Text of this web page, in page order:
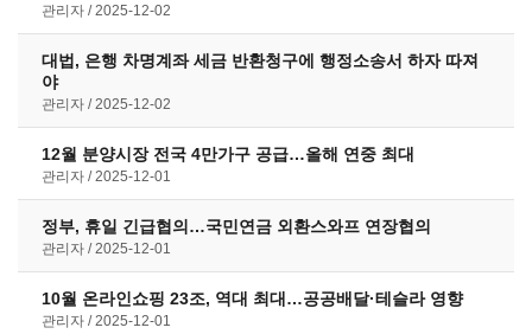
관리자 2025-12-02
대법, 은행 차명계좌 세금 반환청구에 행정소송서 하자 따져
야
관리자 2025-12-02
12월 분양시장 전국 4만가구 공급…올해 연중 최대
관리자 2025-12-01
정부, 휴일 긴급협의…국민연금 외환스와프 연장협의
관리자 2025-12-01
10월 온라인쇼핑 23조, 역대 최대…공공배달·테슬라 영향
관리자 2025-12-01